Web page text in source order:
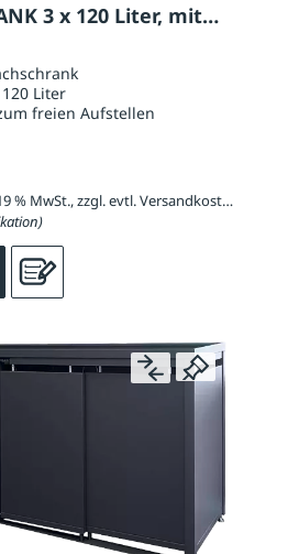
3 x 120 Liter, mit
120 Liter
freien Aufstellen
4.180,47 € / Stück inkl. 19 % MwSt., zzgl. evtl. Versandkosten